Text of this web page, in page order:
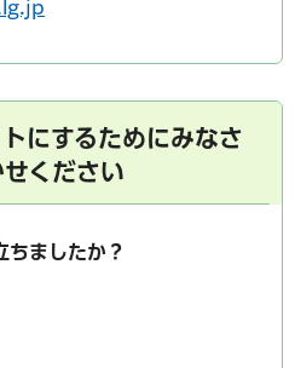
にするためにみなさ
ください
ちましたか？